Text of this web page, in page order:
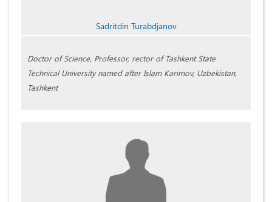
Sadritdin Turabdjanov
Doctor of Science, Professor, rector of Tashkent State
Technical University named after Islam Karimov, Uzbekistan,
Tashkent